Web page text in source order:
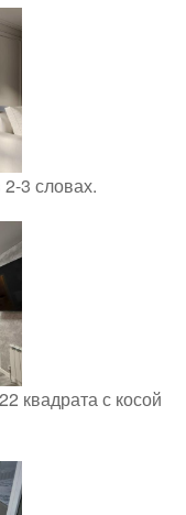
3 словах.
квадрата с косой